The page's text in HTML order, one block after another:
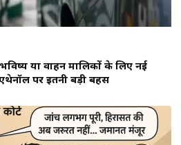
या वाहन मालिकों के लिए नई
पर इतनी बड़ी बहस